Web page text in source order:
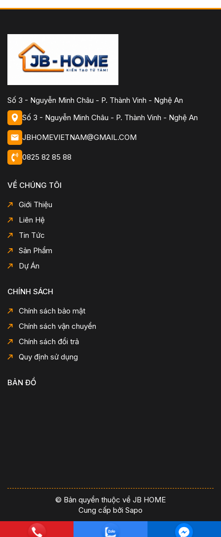
Số 3 - Nguyễn Minh Châu - P. Thành Vinh - Nghệ An
Số 3 - Nguyễn Minh Châu - P. Thành Vinh - Nghệ An
JBHOMEVIETNAM@GMAIL.COM
0825 82 85 88
VỀ CHÚNG TÔI
Giới Thiệu
Liên Hệ
Tin Tức
Sản Phẩm
Dự Án
CHÍNH SÁCH
Chính sách bảo mật
Chính sách vận chuyển
Chính sách đổi trả
Quy định sử dụng
BẢN ĐỒ
© Bản quyền thuộc về JB HOME
Cung cấp bởi Sapo